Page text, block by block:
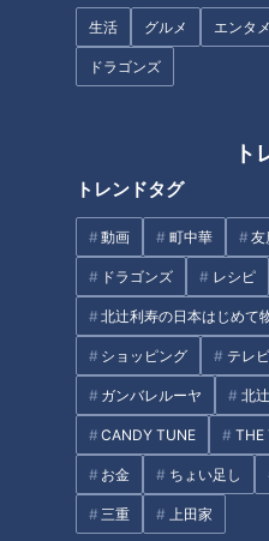
生活 グルメ エンタメ
ドラゴンズ
ト
トレンドタグ
動画 町中華 友
ドラゴンズ レシピ
北辻利寿の日本はじめて
ショッピング テレビ
ガンバレルーヤ 北
CANDY TUNE THE
お金 ちょい足し
三重 上田家
ムネリン参加で中日ドラゴンズ
が得られるものとは？OB・彦野
利勝が解説
OB中村武志が断言！ドラゴンズ
来年の開幕投手とは？
タグ
スポーツ 中日ドラゴンズ
サンドラを観られなかった全国